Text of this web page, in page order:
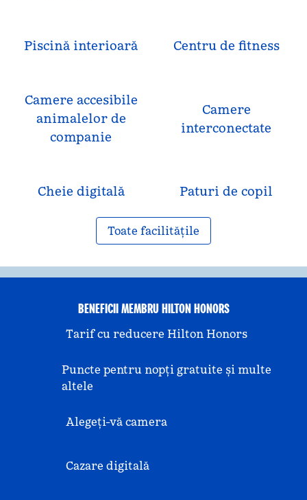
Piscină interioară Centru de fitness
Camere accesibile
animalelor de
companie
Camere
interconectate
Cheie digitală Paturi de copil
Toate facilitățile
BENEFICII MEMBRU HILTON HONORS
Tarif cu reducere Hilton Honors
Puncte pentru nopți gratuite și multe
altele
Alegeți-vă camera
Cazare digitală